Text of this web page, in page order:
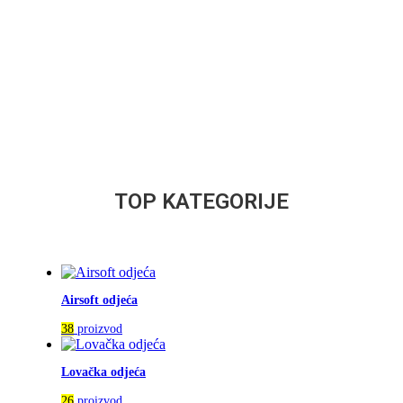
TOP KATEGORIJE
Airsoft odjeća
38 proizvod
Lovačka odjeća